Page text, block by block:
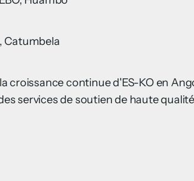
Catumbela
croissance continue d'ES-KO en
services de soutien de haute